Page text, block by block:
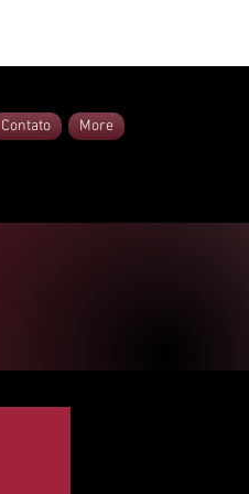
Contato More